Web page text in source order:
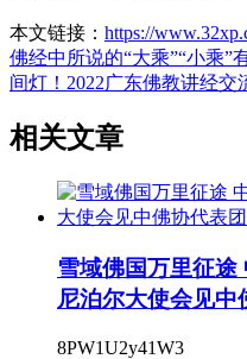
本文链接： https://
佛经中所说的“大乘”“小乘”
间灯！2022广东佛教讲经
相关文章
雪域佛国万里征
尼泊尔大使会见中
8PW1U2y41W3